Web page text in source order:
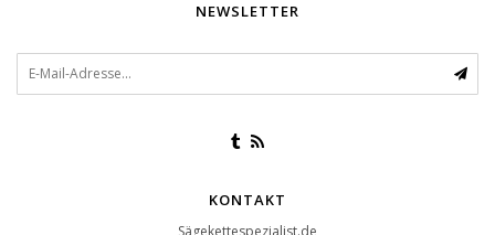
NEWSLETTER
KONTAKT